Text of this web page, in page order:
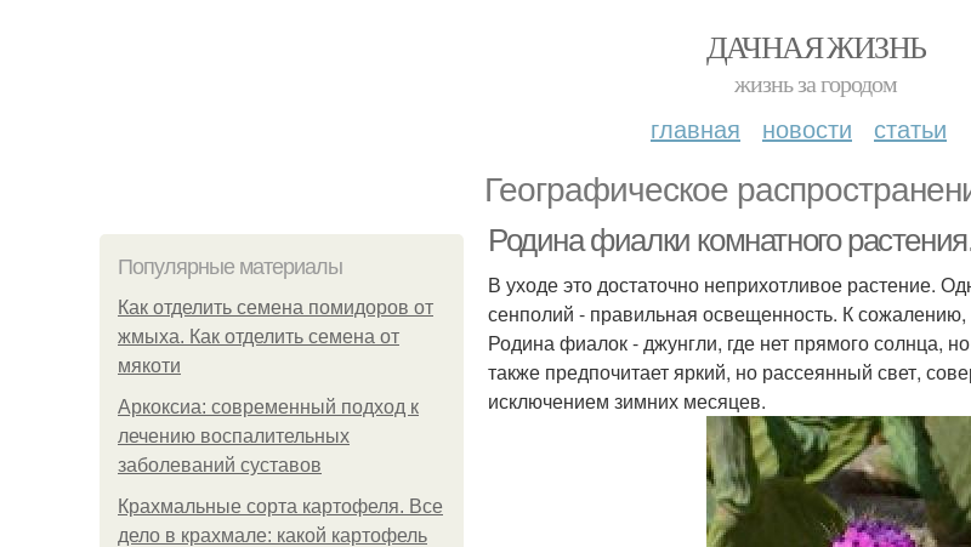
ДАЧНАЯ ЖИЗНЬ
жизнь за городом
главная новости статьи
Географическое
Популярные материалы
Как отделить семена помидоров от
жмыха. Как отделить семена от
мякоти
Аркоксиа: современный подход к
лечению воспалительных
заболеваний суставов
Крахмальные сорта картофеля. Все
дело в крахмале: какой картофель
Родина фиалки комнатного
В уходе это достаточно неприхотливое растение.
сенполий - правильная освещенность. К
Родина фиалок - джунгли, где нет прямого солнца,
также предпочитает яркий, но рассеянный свет,
исключением зимних месяцев.